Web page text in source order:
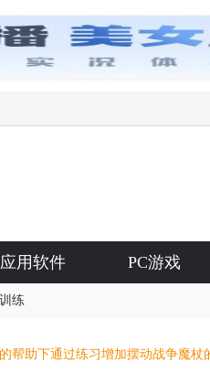
应用软件 PC游戏
练
帮助下通过练习增加摆动战争魔杖